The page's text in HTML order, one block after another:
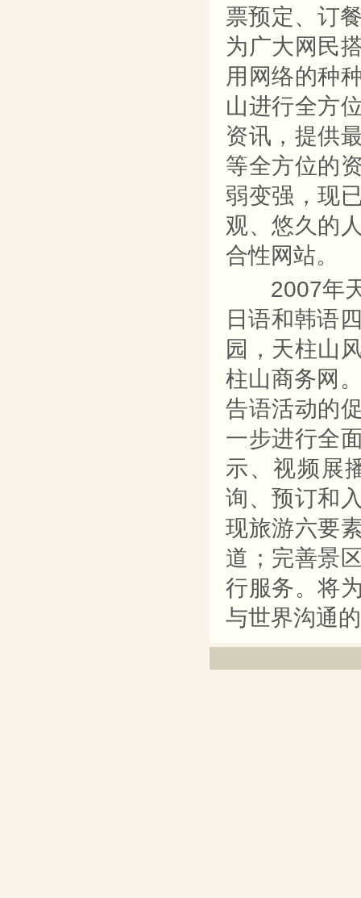
票预定、订
为广大网民
用网络的种
山进行全方
资讯，提供
等全方位的
弱变强，现
观、悠久的
合性网站。
2007年天
日语和韩语
园，天柱山
柱山商务网
告语活动的
一步进行全
示、视频展
询、预订和
现旅游六要
道；完善景
行服务。将
与世界沟通